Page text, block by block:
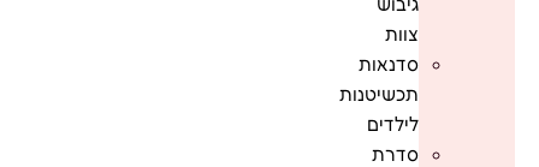
גיבוש
צוות
סדנאות
תכשיטנות
לילדים
סדרת